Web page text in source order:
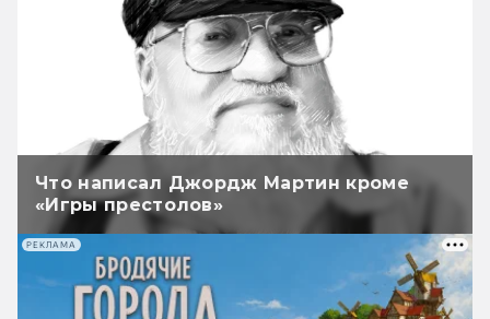
Что написал Джордж Мартин кроме
«Игры престолов»
РЕКЛАМА